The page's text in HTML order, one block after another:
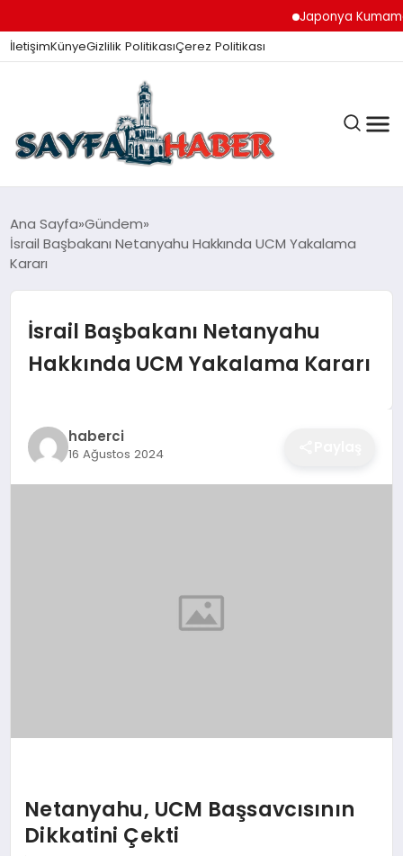
Japonya Kumamoto
İletişimKünyeGizlilik PolitikasıÇerez Politikası
ANA SAYFA
GÜNDEM
İZMIR HABERLERI
EKONOMI
Ana Sayfa Gündem
İsrail Başbakanı Netanyahu Hakkında UCM Yakalama
Kararı
İsrail Başbakanı Netanyahu
Hakkında UCM Yakalama Kararı
haberci
16 Ağustos 2024
Netanyahu, UCM Başsavcısının
Dikkatini Çekti